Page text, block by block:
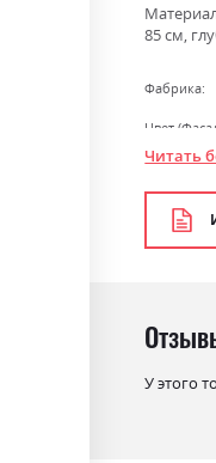
85 см,
Фабрика:
Цвет
Цвет
Цвет
Стиль
Читать
У этого